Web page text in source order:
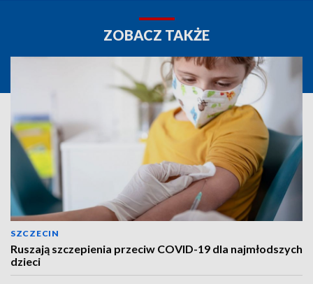
ZOBACZ TAKŻE
SZCZECIN
Ruszają szczepienia przeciw COVID-19 dla najmłodszych
dzieci